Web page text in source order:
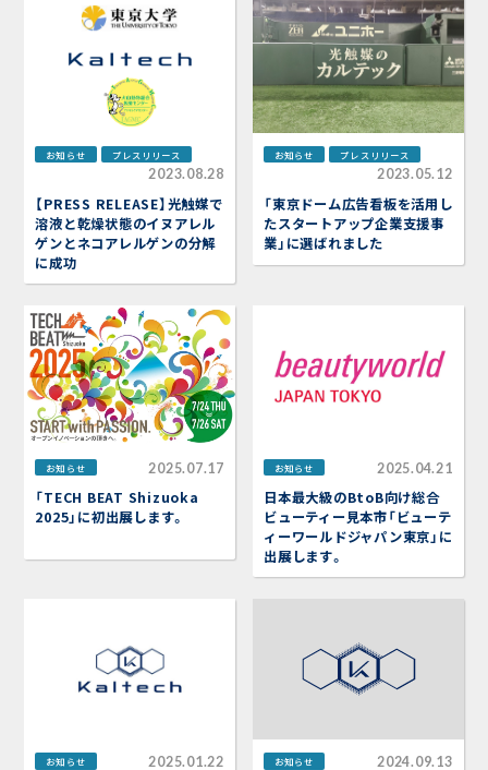
お知らせ プレスリリース
2023.08.28
【PRESS RELEASE】光触媒で
溶液と乾燥状態のイヌアレル
ゲンとネコアレルゲンの分解
に成功
お知らせ プレスリリース
2023.05.12
「東京ドーム広告看板を活用し
たスタートアップ企業支援事
業」に選ばれました
お知らせ 2025.07.17
「TECH BEAT Shizuoka
2025」に初出展します。
お知らせ 2025.04.21
日本最大級のBtoB向け総合
ビューティー見本市「ビューテ
ィーワールドジャパン東京」に
出展します。
お知らせ 2025.01.22 お知らせ 2024.09.13